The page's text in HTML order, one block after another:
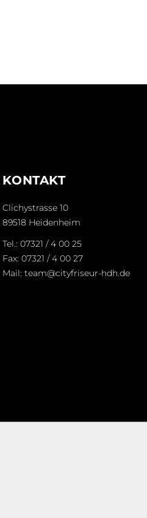
KONTAKT
Clichystrasse 10
89518 Heidenheim
Tel.: 07321 / 4 00 25
Fax: 07321 / 4 00 27
Mail: team@cityfriseur-hdh.de